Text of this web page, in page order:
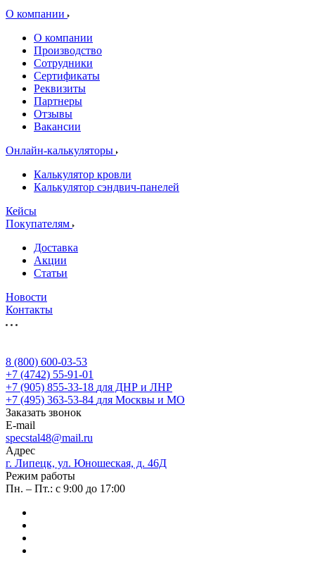
О компании
О компании
Производство
Сотрудники
Сертификаты
Реквизиты
Партнеры
Отзывы
Вакансии
Онлайн-калькуляторы
Калькулятор кровли
Калькулятор сэндвич-панелей
Кейсы
Покупателям
Доставка
Акции
Статьи
Новости
Контакты
8 (800) 600-03-53
+7 (4742) 55-91-01
+7 (905) 855-33-18 для ДНР и ЛНР
+7 (495) 363-53-84 для Москвы и МО
Заказать звонок
E-mail
specstal48@mail.ru
Адрес
г. Липецк, ул. Юношеская, д. 46Д
Режим работы
Пн. – Пт.: с 9:00 до 17:00